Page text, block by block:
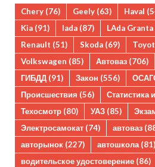
Chery (76) Geely (63) Haval
Kia (91) lada (87) LAda Granta
Renault (51) Skoda (69)
Volkswagen (85) Автоваз (706)
ГИБДД (91) Закон (556)
Происшествия (56) Статистика
Техосмотр (80) УАЗ (85)
Электросамокат (74) автоваз
авторынок (227) автошкола(81)
водительское удостоверение (86)